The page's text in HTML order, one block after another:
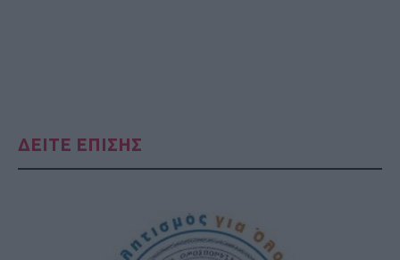
ΔΕΙΤΕ ΕΠΙΣΗΣ